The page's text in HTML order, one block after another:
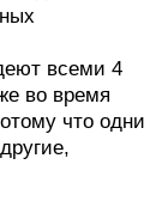
всеми 4
во время
что одни